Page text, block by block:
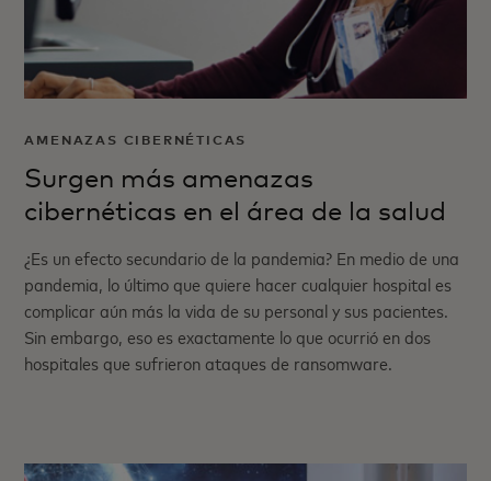
AMENAZAS CIBERNÉTICAS
Surgen más amenazas
cibernéticas en el área de la salud
¿Es un efecto secundario de la pandemia? En medio de una
pandemia, lo último que quiere hacer cualquier hospital es
complicar aún más la vida de su personal y sus pacientes.
Sin embargo, eso es exactamente lo que ocurrió en dos
hospitales que sufrieron ataques de ransomware.